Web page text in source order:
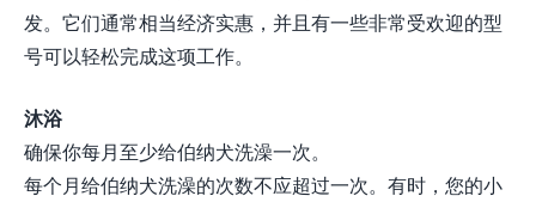
发。它们通常相当经济实惠，并且有一些非常受欢迎的型
号可以轻松完成这项工作。
沐浴
确保你每月至少给伯纳犬洗澡一次。
每个月给伯纳犬洗澡的次数不应超过一次。有时，您的小